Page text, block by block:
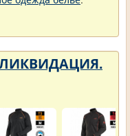
ЛИКВИДАЦИЯ.